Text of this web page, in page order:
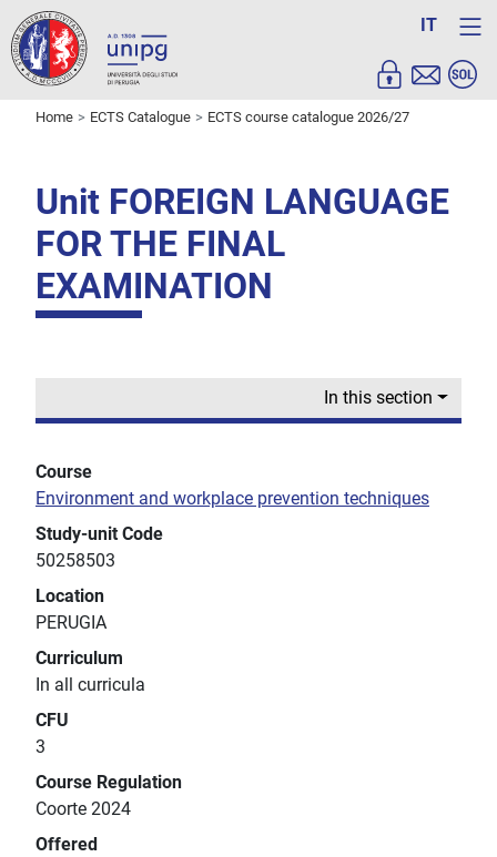
IT
Home ECTS Catalogue ECTS course catalogue 2026/27
Unit FOREIGN LANGUAGE
FOR THE FINAL
EXAMINATION
In this section
Course
Environment and workplace prevention techniques
Study-unit Code
50258503
Location
PERUGIA
Curriculum
In all curricula
CFU
3
Course Regulation
Coorte 2024
Offered